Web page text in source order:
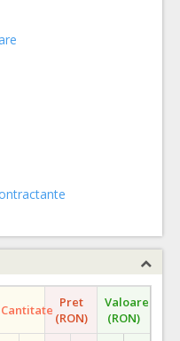
Cantitate Pret
(RON)
Valoare
(RON)